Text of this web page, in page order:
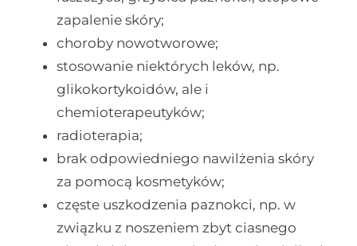
zapalenie skóry;
choroby nowotworowe;
stosowanie niektórych leków, np.
glikokortykoidów, ale i
chemioterapeutyków;
radioterapia;
brak odpowiedniego nawilżenia skóry
za pomocą kosmetyków;
częste uszkodzenia paznokci, np. w
związku z noszeniem zbyt ciasnego